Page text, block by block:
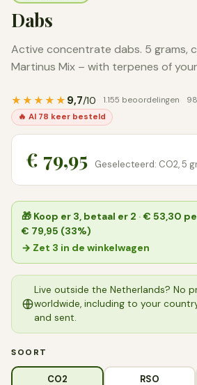
Dabs
Active concentrate dabs. 5 grams,
Martinus Mix – with terpenes of
★★★★★ 9,7/10 1.155 beoordelingen
🔥 Al 78 keer besteld
€ 79,95 Geselecteerd: CO2, 5
🎁 Koop er 3, betaal er 2 · € 53,30
€ 79,95 (33%)
→ Zet 3 in de winkelwagen
Live outside the Netherlands? No
worldwide, including to your
and sent.
SOORT
CO2
RSO